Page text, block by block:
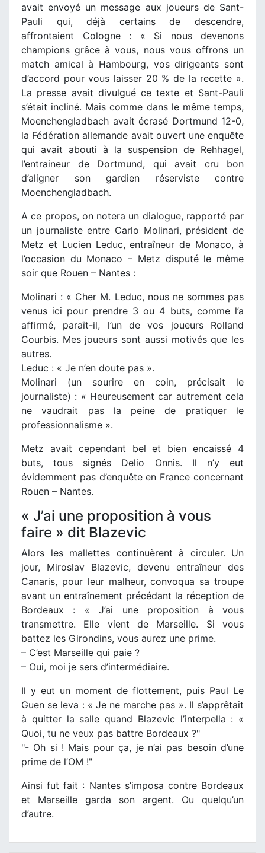
avait envoyé un message aux joueurs de Sant-
Pauli qui, déjà certains de descendre,
affrontaient Cologne : « Si nous devenons
champions grâce à vous, nous vous offrons un
match amical à Hambourg, vos dirigeants sont
d’accord pour vous laisser 20 % de la recette ».
La presse avait divulgué ce texte et Sant-Pauli
s’était incliné. Mais comme dans le même temps,
Moenchengladbach avait écrasé Dortmund 12-0,
la Fédération allemande avait ouvert une enquête
qui avait abouti à la suspension de Rehhagel,
l’entraineur de Dortmund, qui avait cru bon
d’aligner son gardien réserviste contre
Moenchengladbach.
A ce propos, on notera un dialogue, rapporté par
un journaliste entre Carlo Molinari, président de
Metz et Lucien Leduc, entraîneur de Monaco, à
l’occasion du Monaco – Metz disputé le même
soir que Rouen – Nantes :
Molinari : « Cher M. Leduc, nous ne sommes pas
venus ici pour prendre 3 ou 4 buts, comme l’a
affirmé, paraît-il, l’un de vos joueurs Rolland
Courbis. Mes joueurs sont aussi motivés que les
autres.
Leduc : « Je n’en doute pas ».
Molinari (un sourire en coin, précisait le
journaliste) : « Heureusement car autrement cela
ne vaudrait pas la peine de pratiquer le
professionnalisme ».
Metz avait cependant bel et bien encaissé 4
buts, tous signés Delio Onnis. Il n’y eut
évidemment pas d’enquête en France concernant
Rouen – Nantes.
« J’ai une proposition à vous
faire » dit Blazevic
Alors les mallettes continuèrent à circuler. Un
jour, Miroslav Blazevic, devenu entraîneur des
Canaris, pour leur malheur, convoqua sa troupe
avant un entraînement précédant la réception de
Bordeaux : « J’ai une proposition à vous
transmettre. Elle vient de Marseille. Si vous
battez les Girondins, vous aurez une prime.
– C’est Marseille qui paie ?
– Oui, moi je sers d’intermédiaire.
Il y eut un moment de flottement, puis Paul Le
Guen se leva : « Je ne marche pas ». Il s’apprêtait
à quitter la salle quand Blazevic l’interpella : «
Quoi, tu ne veux pas battre Bordeaux ?"
"- Oh si ! Mais pour ça, je n’ai pas besoin d’une
prime de l’OM !"
Ainsi fut fait : Nantes s’imposa contre Bordeaux
et Marseille garda son argent. Ou quelqu’un
d’autre.